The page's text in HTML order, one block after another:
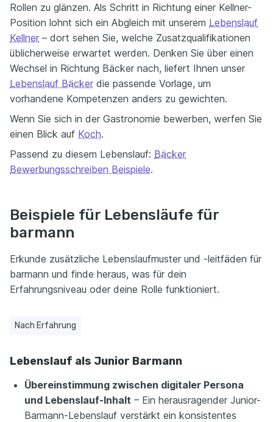
Rollen zu glänzen. Als Schritt in Richtung einer Kellner-
Position lohnt sich ein Abgleich mit unserem Lebenslauf
Kellner – dort sehen Sie, welche Zusatzqualifikationen
üblicherweise erwartet werden. Denken Sie über einen
Wechsel in Richtung Bäcker nach, liefert Ihnen unser
Lebenslauf Bäcker die passende Vorlage, um
vorhandene Kompetenzen anders zu gewichten.
Wenn Sie sich in der Gastronomie bewerben, werfen Sie
einen Blick auf Koch.
Passend zu diesem Lebenslauf: Bäcker
Bewerbungsschreiben Beispiele.
Beispiele für Lebensläufe für
barmann
Erkunde zusätzliche Lebenslaufmuster und -leitfäden für
barmann und finde heraus, was für dein
Erfahrungsniveau oder deine Rolle funktioniert.
Nach Erfahrung
Lebenslauf als Junior Barmann
Übereinstimmung zwischen digitaler Persona
und Lebenslauf-Inhalt – Ein herausragender Junior-
Barmann-Lebenslauf verstärkt ein konsistentes